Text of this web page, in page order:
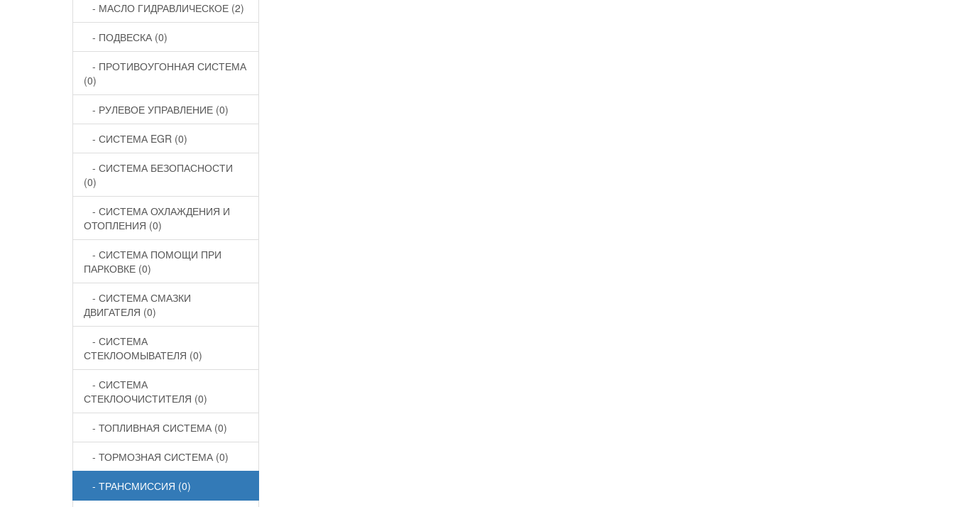
- МАСЛО ГИДРАВЛИЧЕСКОЕ (2)
- ПОДВЕСКА (0)
- ПРОТИВОУГОННАЯ СИСТЕМА
(0)
- РУЛЕВОЕ УПРАВЛЕНИЕ (0)
- СИСТЕМА EGR (0)
- СИСТЕМА БЕЗОПАСНОСТИ
(0)
- СИСТЕМА ОХЛАЖДЕНИЯ И
ОТОПЛЕНИЯ (0)
- СИСТЕМА ПОМОЩИ ПРИ
ПАРКОВКЕ (0)
- СИСТЕМА СМАЗКИ
ДВИГАТЕЛЯ (0)
- СИСТЕМА
СТЕКЛООМЫВАТЕЛЯ (0)
- СИСТЕМА
СТЕКЛООЧИСТИТЕЛЯ (0)
- ТОПЛИВНАЯ СИСТЕМА (0)
- ТОРМОЗНАЯ СИСТЕМА (0)
- ТРАНСМИССИЯ (0)